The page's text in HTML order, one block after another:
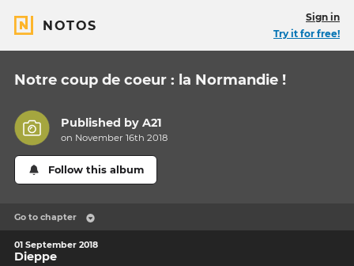
NOTOS
Sign in
Try it for free!
Notre coup de coeur : la Normandie !
Published byA21
on November 16th 2018
Follow this album
Go to chapter
01 September 2018
Dieppe